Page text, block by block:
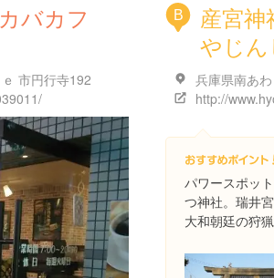
バカフ
市円行寺192
B
産宮神
やじん
兵庫県南あ
パワースポッ
つ神社。瑞井
大和朝廷の狩